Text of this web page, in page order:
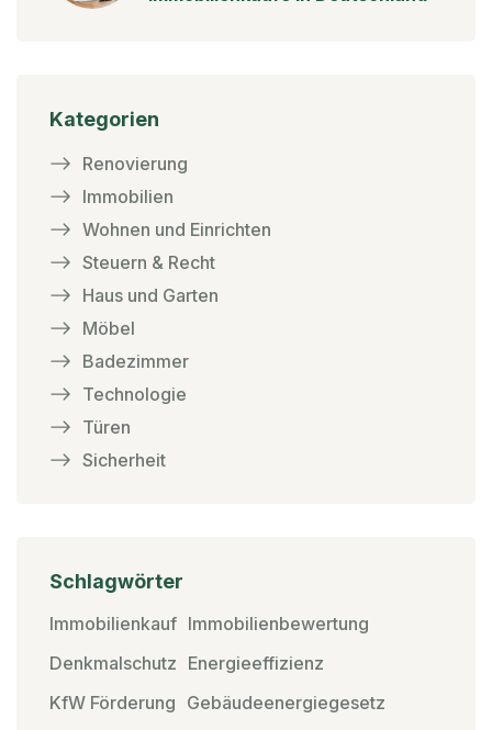
Kategorien
Renovierung
Immobilien
Wohnen und Einrichten
Steuern & Recht
Haus und Garten
Möbel
Badezimmer
Technologie
Türen
Sicherheit
Schlagwörter
Immobilienkauf Immobilienbewertung
Denkmalschutz Energieeffizienz
KfW Förderung Gebäudeenergiegesetz